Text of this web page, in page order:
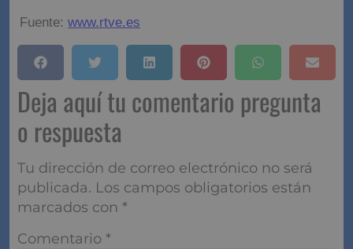
Fuente: www.rtve.es
Deja aquí tu comentario pregunta
o respuesta
Tu dirección de correo electrónico no será
publicada. Los campos obligatorios están
marcados con *
Comentario *